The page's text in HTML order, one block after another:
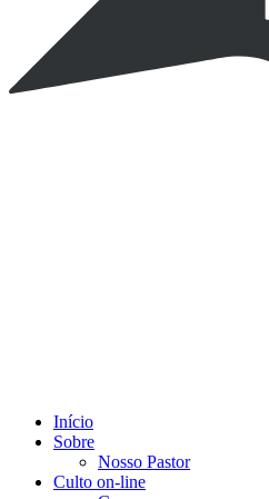
Início
Sobre
Nosso Pastor
Culto on-line